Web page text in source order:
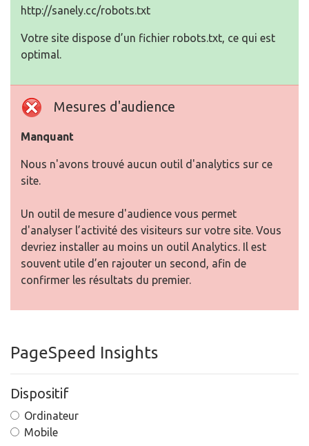
http://sanely.cc/robots.txt
Votre site dispose d’un fichier robots.txt, ce qui est
optimal.
Mesures d'audience
Manquant
Nous n'avons trouvé aucun outil d'analytics sur ce
site.
Un outil de mesure d'audience vous permet
d'analyser l’activité des visiteurs sur votre site. Vous
devriez installer au moins un outil Analytics. Il est
souvent utile d’en rajouter un second, afin de
confirmer les résultats du premier.
PageSpeed Insights
Dispositif
Ordinateur
Mobile